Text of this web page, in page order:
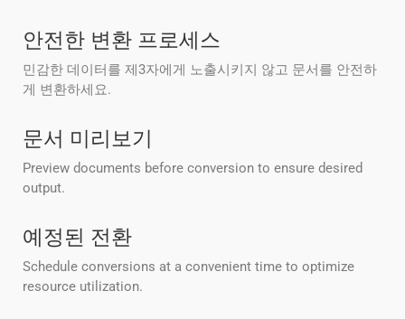
안전한 변환 프로세스
민감한 데이터를 제3자에게 노출시키지 않고 문서를 안전하
게 변환하세요.
문서 미리보기
Preview documents before conversion to ensure desired
output.
예정된 전환
Schedule conversions at a convenient time to optimize
resource utilization.